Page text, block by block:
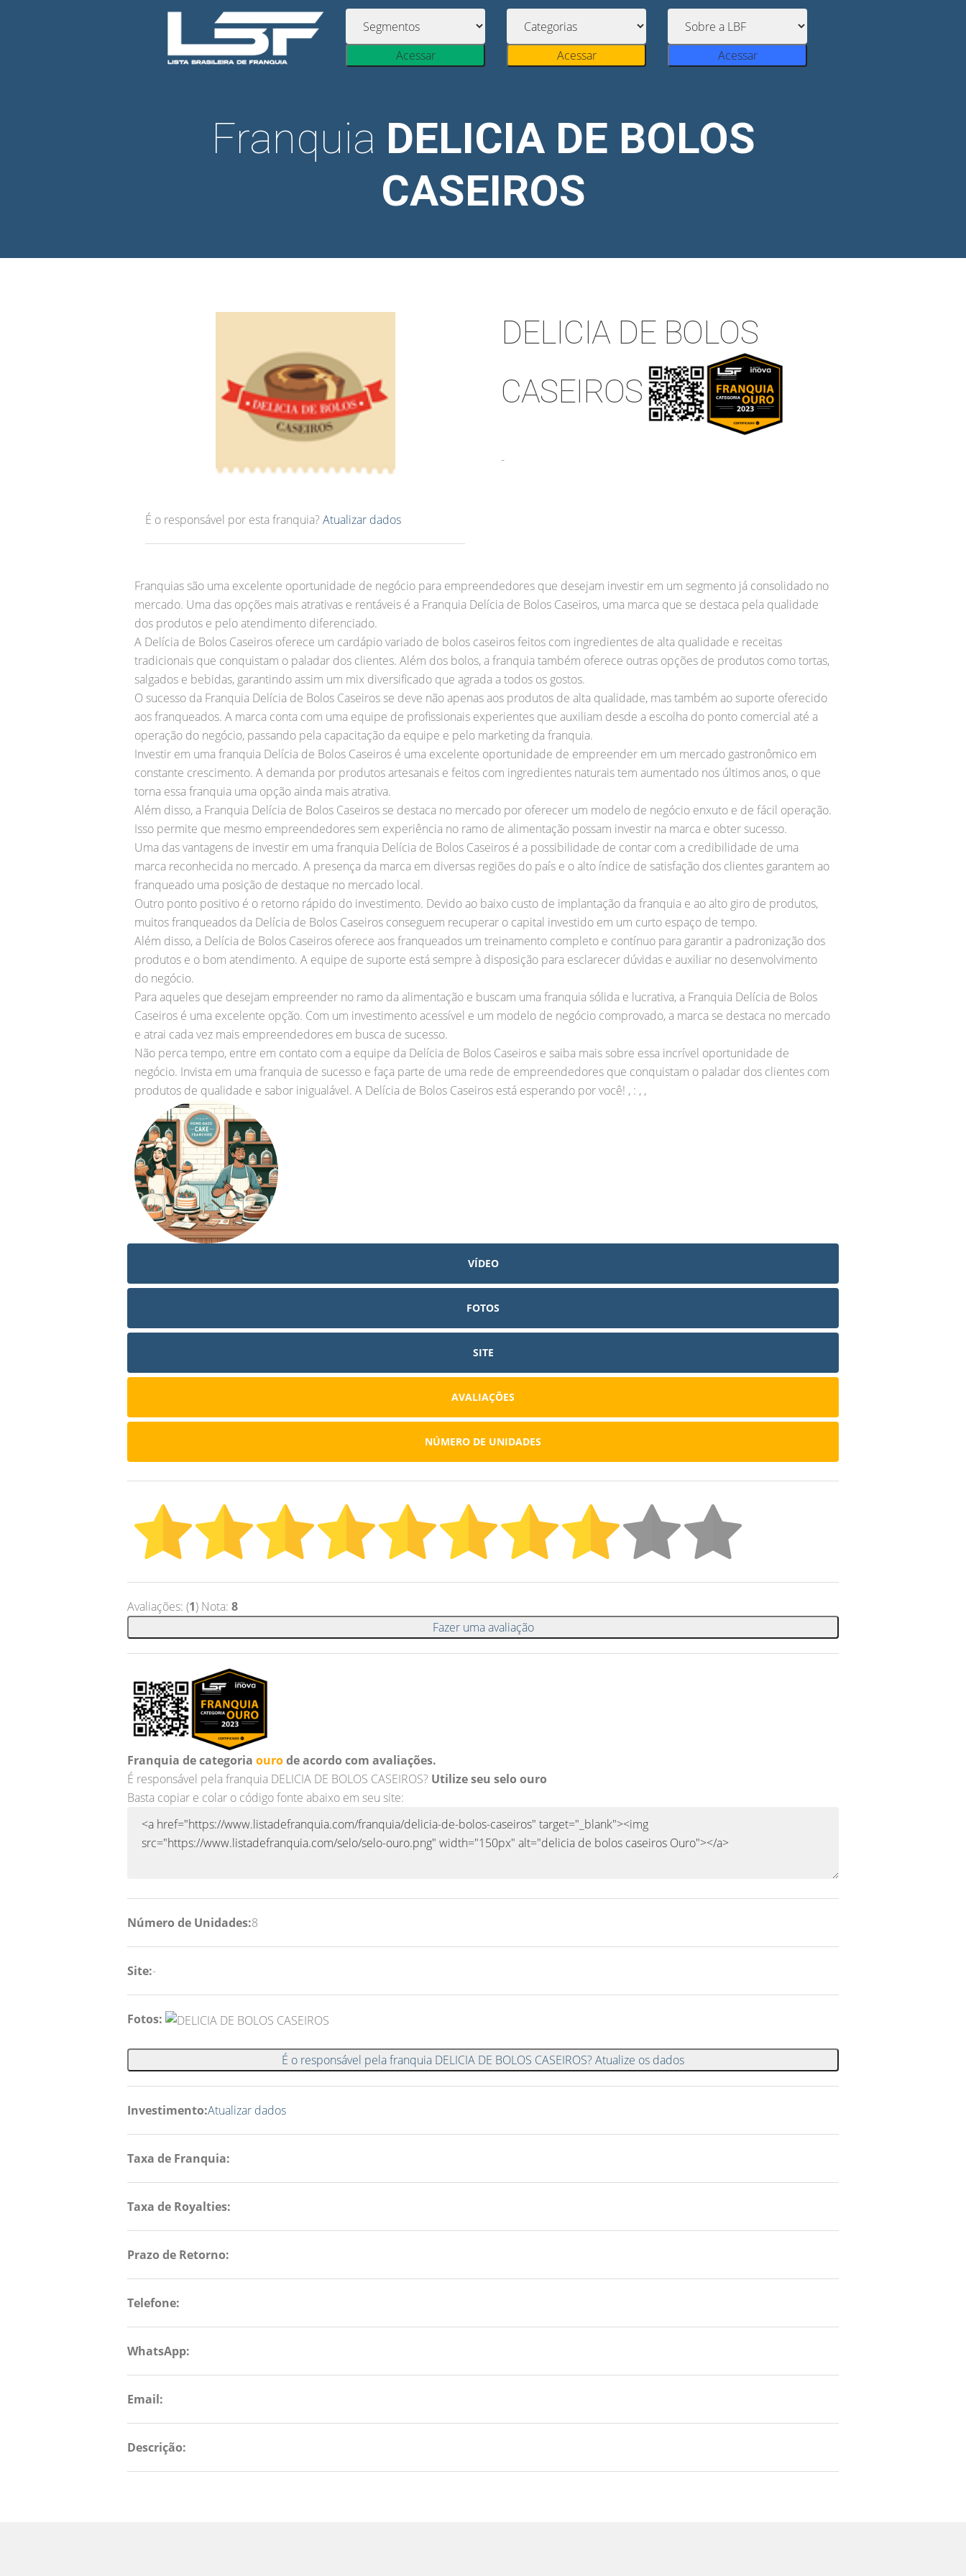
Acessar Acessar Acessar
Franquia DELICIA DE BOLOS
CASEIROS
É o responsável por esta franquia? Atualizar dados
DELICIA DE BOLOS
CASEIROS
-
Franquias são uma excelente oportunidade de negócio para empreendedores que desejam investir em um segmento já consolidado no
mercado. Uma das opções mais atrativas e rentáveis é a Franquia Delícia de Bolos Caseiros, uma marca que se destaca pela qualidade
dos produtos e pelo atendimento diferenciado.
A Delícia de Bolos Caseiros oferece um cardápio variado de bolos caseiros feitos com ingredientes de alta qualidade e receitas
tradicionais que conquistam o paladar dos clientes. Além dos bolos, a franquia também oferece outras opções de produtos como tortas,
salgados e bebidas, garantindo assim um mix diversificado que agrada a todos os gostos.
O sucesso da Franquia Delícia de Bolos Caseiros se deve não apenas aos produtos de alta qualidade, mas também ao suporte oferecido
aos franqueados. A marca conta com uma equipe de profissionais experientes que auxiliam desde a escolha do ponto comercial até a
operação do negócio, passando pela capacitação da equipe e pelo marketing da franquia.
Investir em uma franquia Delícia de Bolos Caseiros é uma excelente oportunidade de empreender em um mercado gastronômico em
constante crescimento. A demanda por produtos artesanais e feitos com ingredientes naturais tem aumentado nos últimos anos, o que
torna essa franquia uma opção ainda mais atrativa.
Além disso, a Franquia Delícia de Bolos Caseiros se destaca no mercado por oferecer um modelo de negócio enxuto e de fácil operação.
Isso permite que mesmo empreendedores sem experiência no ramo de alimentação possam investir na marca e obter sucesso.
Uma das vantagens de investir em uma franquia Delícia de Bolos Caseiros é a possibilidade de contar com a credibilidade de uma
marca reconhecida no mercado. A presença da marca em diversas regiões do país e o alto índice de satisfação dos clientes garantem ao
franqueado uma posição de destaque no mercado local.
Outro ponto positivo é o retorno rápido do investimento. Devido ao baixo custo de implantação da franquia e ao alto giro de produtos,
muitos franqueados da Delícia de Bolos Caseiros conseguem recuperar o capital investido em um curto espaço de tempo.
Além disso, a Delícia de Bolos Caseiros oferece aos franqueados um treinamento completo e contínuo para garantir a padronização dos
produtos e o bom atendimento. A equipe de suporte está sempre à disposição para esclarecer dúvidas e auxiliar no desenvolvimento
do negócio.
Para aqueles que desejam empreender no ramo da alimentação e buscam uma franquia sólida e lucrativa, a Franquia Delícia de Bolos
Caseiros é uma excelente opção. Com um investimento acessível e um modelo de negócio comprovado, a marca se destaca no mercado
e atrai cada vez mais empreendedores em busca de sucesso.
Não perca tempo, entre em contato com a equipe da Delícia de Bolos Caseiros e saiba mais sobre essa incrível oportunidade de
negócio. Invista em uma franquia de sucesso e faça parte de uma rede de empreendedores que conquistam o paladar dos clientes com
produtos de qualidade e sabor inigualável. A Delícia de Bolos Caseiros está esperando por você! , : , ,
VÍDEO
FOTOS
SITE
AVALIAÇÕES
NÚMERO DE UNIDADES
Avaliações: (1) Nota: 8
Fazer uma avaliação
Franquia de categoria ourode acordo com avaliações.
É responsável pela franquia DELICIA DE BOLOS CASEIROS? Utilize seu selo ouro
Basta copiar e colar o código fonte abaixo em seu site:
Número de Unidades:8
Site:-
Fotos:
É o responsável pela franquia DELICIA DE BOLOS CASEIROS? Atualize os dados
Investimento:Atualizar dados
Taxa de Franquia:
Taxa de Royalties:
Prazo de Retorno:
Telefone:
WhatsApp:
Email:
Descrição: